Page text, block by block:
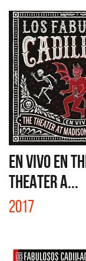
EN VIVO EN
THEATER A...
2017